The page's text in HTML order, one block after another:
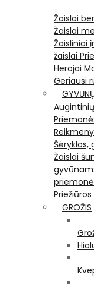
Žaislai
Žaislai
Žaisliniai
žaislai
Herojai
Geriausi
Šėryklos,
Žaislai
Priežiūros
GROŽIS